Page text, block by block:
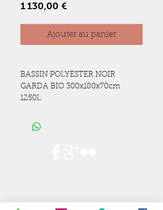
1 130,00 €
Ajouter au panier
BASSIN POLYESTER NOIR
GARDA BIO 300x180x70cm
1250L